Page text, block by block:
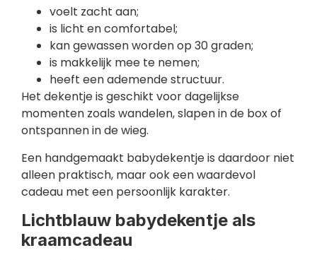
voelt zacht aan;
is licht en comfortabel;
kan gewassen worden op 30 graden;
is makkelijk mee te nemen;
heeft een ademende structuur.
Het dekentje is geschikt voor dagelijkse
momenten zoals wandelen, slapen in de box of
ontspannen in de wieg.
Een handgemaakt babydekentje is daardoor niet
alleen praktisch, maar ook een waardevol
cadeau met een persoonlijk karakter.
Lichtblauw babydekentje als
kraamcadeau